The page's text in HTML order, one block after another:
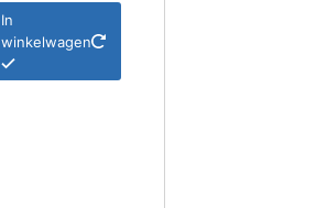
In
winkelwagen